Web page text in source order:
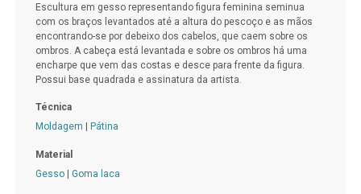
Escultura em gesso representando figura feminina seminua
com os braços levantados até a altura do pescoço e as mãos
encontrando-se por debeixo dos cabelos, que caem sobre os
ombros. A cabeça está levantada e sobre os ombros há uma
encharpe que vem das costas e desce para frente da figura.
Possui base quadrada e assinatura da artista.
Técnica
Moldagem
Pátina
Material
Gesso| Goma laca